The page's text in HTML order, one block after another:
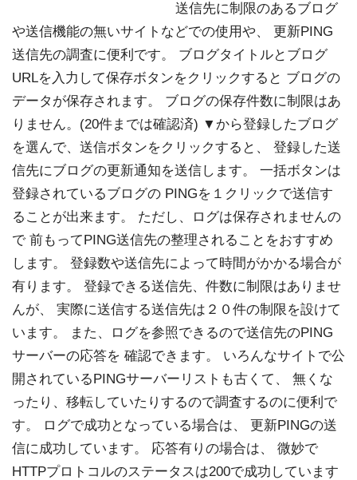
送信先に制限のあるブログ
や送信機能の無いサイトなどでの使用や、 更新PING
送信先の調査に便利です。 ブログタイトルとブログ
URLを入力して保存ボタンをクリックすると ブログの
データが保存されます。 ブログの保存件数に制限はあ
りません。(20件までは確認済) ▼から登録したブログ
を選んで、送信ボタンをクリックすると、 登録した送
信先にブログの更新通知を送信します。 一括ボタンは
登録されているブログの PINGを１クリックで送信す
ることが出来ます。 ただし、ログは保存されませんの
で 前もってPING送信先の整理されることをおすすめ
します。 登録数や送信先によって時間がかかる場合が
有ります。 登録できる送信先、件数に制限はありませ
んが、 実際に送信する送信先は２０件の制限を設けて
います。 また、ログを参照できるので送信先のPING
サーバーの応答を 確認できます。 いろんなサイトで公
開されているPINGサーバーリストも古くて、 無くな
ったり、移転していたりするので調査するのに便利で
す。 ログで成功となっている場合は、 更新PINGの送
信に成功しています。 応答有りの場合は、 微妙で
HTTPプロトコルのステータスは200で成功しています